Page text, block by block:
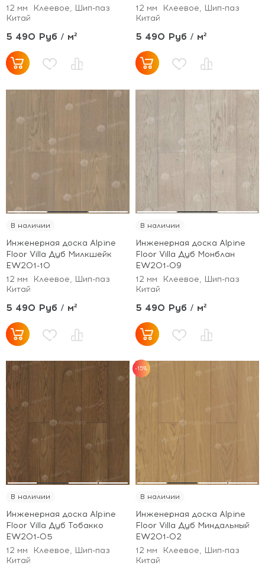
12 мм
Клеевое, Шип-паз
Китай
5 490 Руб / м²
12 мм
Клеевое, Шип-паз
Китай
5 490 Руб / м²
В наличии
Инженерная доска Alpine
Floor Villa Дуб Милкшейк
EW201-10
12 мм
Клеевое, Шип-паз
Китай
5 490 Руб / м²
В наличии
Инженерная доска Alpine
Floor Villa Дуб Монблан
EW201-09
12 мм
Клеевое, Шип-паз
Китай
5 490 Руб / м²
В наличии
Инженерная доска Alpine
Floor Villa Дуб Тобакко
EW201-05
12 мм
Клеевое, Шип-паз
Китай
-15%
В наличии
Инженерная доска Alpine
Floor Villa Дуб Миндальный
EW201-02
12 мм
Клеевое, Шип-паз
Китай